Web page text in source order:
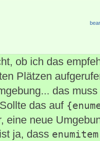
ob ich das
Plätzen
das
das auf
eine neue
ja, dass enumitem